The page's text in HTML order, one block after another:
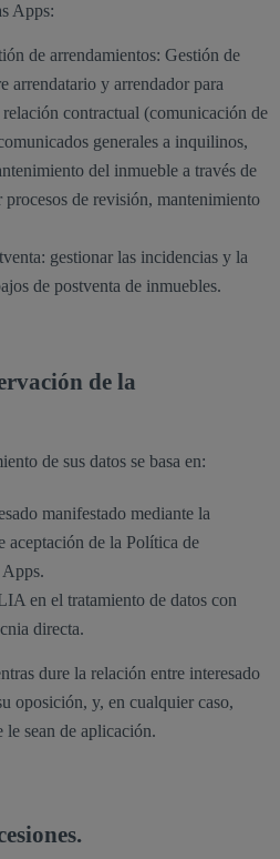
Apps:
de arrendamientos: Gestión de
arrendatario y arrendador para
contractual (comunicación de
generales a inquilinos,
del inmueble a través de
procesos de revisión, mantenimiento
gestionar las incidencias y la
de postventa de inmuebles.
de la
de sus datos se basa en:
manifestado mediante la
aceptación de la Política de
en el tratamiento de datos con
directa.
dure la relación entre interesado
oposición, y, en cualquier caso,
le sean de aplicación.